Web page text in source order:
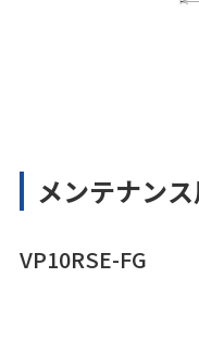
メンテナン
VP10RSE-FG